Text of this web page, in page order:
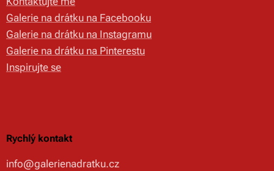
Galerie na drátku na Facebooku
Galerie na drátku na Instagramu
Galerie na drátku na Pinterestu
Inspirujte se
Rychlý kontakt
info@galerienadratku.cz